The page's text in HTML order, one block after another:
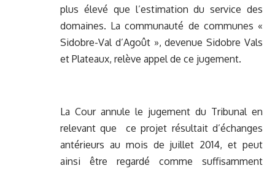
plus élevé que l’estimation du service des
domaines. La communauté de communes «
Sidobre-Val d’Agoût », devenue Sidobre Vals
et Plateaux, relève appel de ce jugement.
La Cour annule le jugement du Tribunal en
relevant que ce projet résultait d’échanges
antérieurs au mois de juillet 2014, et peut
ainsi être regardé comme suffisamment